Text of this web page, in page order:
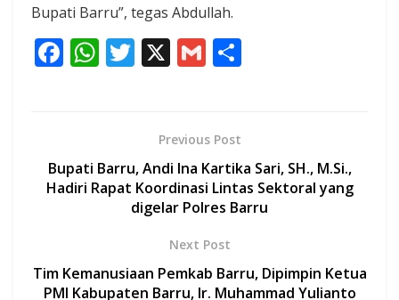
Bupati Barru”, tegas Abdullah.
F
o
o
W
A
p
T
er
X G
l
Previous Post
Bupati Barru, Andi Ina Kartika Sari, SH., M.Si.,
Hadiri Rapat Koordinasi Lintas Sektoral yang
digelar Polres Barru
Next Post
Tim Kemanusiaan Pemkab Barru, Dipimpin Ketua
PMI Kabupaten Barru, Ir. Muhammad Yulianto